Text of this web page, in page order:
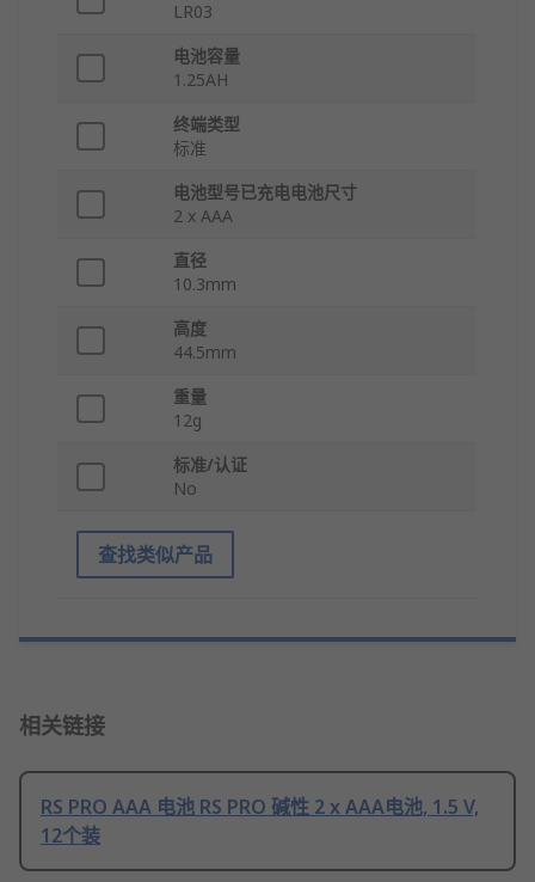
LR03
电池容量
1.25AH
终端类型
标准
电池型号已充电电池尺寸
2 x AAA
直径
10.3mm
高度
44.5mm
重量
12g
标准/认证
No
查找类似产品
相关链接
RS PRO AAA 电池 RS PRO 碱性 2 x AAA电池, 1.5 V,
12个装